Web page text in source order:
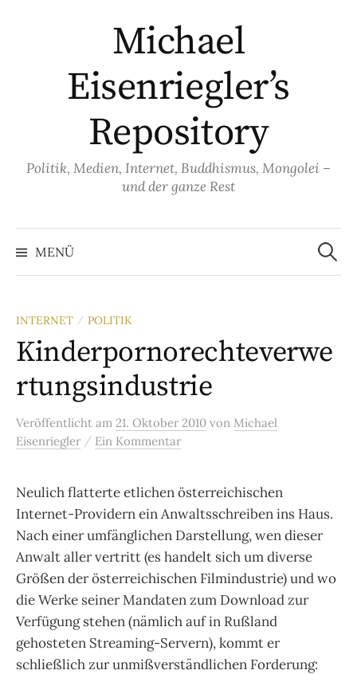
Michael
Eisenriegler’s
Repository
Politik, Medien, Internet, Buddhismus, Mongolei –
und der ganze Rest
MENÜ
Suchen
nach:
INTERNET / POLITIK
Kinderpornorechteverwe
rtungsindustrie
Veröffentlicht am 21. Oktober 2010 von Michael
Eisenriegler / Ein Kommentar
Neulich flatterte etlichen österreichischen
Internet-Providern ein Anwaltsschreiben ins Haus.
Nach einer umfänglichen Darstellung, wen dieser
Anwalt aller vertritt (es handelt sich um diverse
Größen der österreichischen Filmindustrie) und wo
die Werke seiner Mandaten zum Download zur
Verfügung stehen (nämlich auf in Rußland
gehosteten Streaming-Servern), kommt er
schließlich zur unmißverständlichen Forderung: